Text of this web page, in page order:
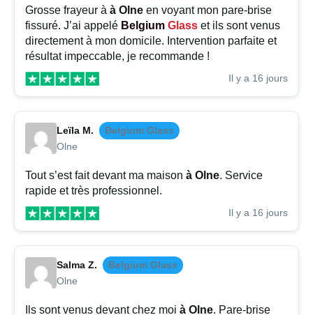
Grosse frayeur à à Olne en voyant mon pare-brise
fissuré. J’ai appelé Belgium Glass et ils sont venus
directement à mon domicile. Intervention parfaite et
résultat impeccable, je recommande !
Il y a 16 jours
Leïla M.
Belgium Glass
Olne
Tout s’est fait devant ma maison à Olne. Service
rapide et très professionnel.
Il y a 16 jours
Salma Z.
Belgium Glass
Olne
Ils sont venus devant chez moi à Olne. Pare-brise